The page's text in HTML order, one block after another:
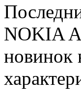
NOKIA
новинок